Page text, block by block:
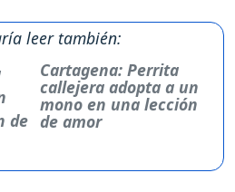
leer también:
Cartagena: Perrita
callejera adopta a un
mono en una lección
de amor